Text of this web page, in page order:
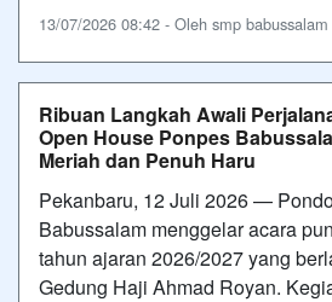
13/07/2026 08:42 - Oleh smp
Ribuan Langkah Awali
Open House Ponpes
Meriah dan Penuh Haru
Pekanbaru, 12 Juli 2026 —
Babussalam menggelar acara
tahun ajaran 2026/2027 yang
Gedung Haji Ahmad Royan.